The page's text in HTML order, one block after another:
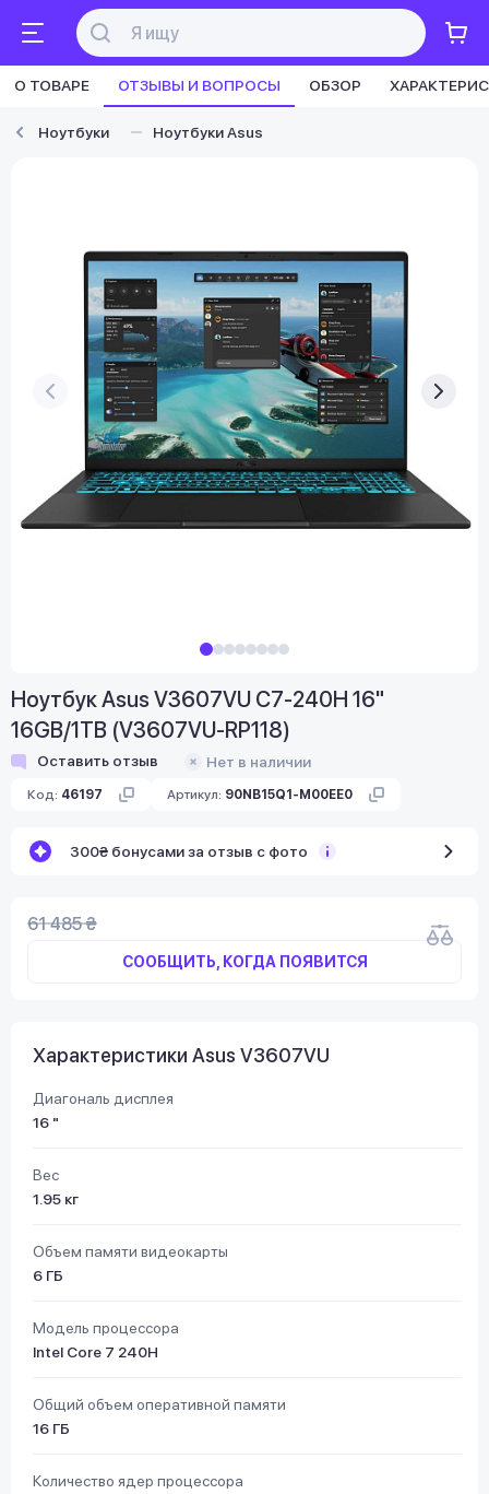
О ТОВАРЕ ОТЗЫВЫ И ВОПРОСЫ ОБЗОР
Ноутбуки Ноутбуки Asus
Ноутбук Asus V3607VU C7-240H 16"
16GB/1TB (V3607VU-RP118)
Оставить отзыв Нет в наличии
Код: 46197 Артикул: 90NB15Q1-M00EE0
300₴ бонусами за отзыв с фото
61 485 ₴
СООБЩИТЬ, КОГДА ПОЯВИТСЯ
Характеристики Asus V3607VU
Диагональ дисплея
16 "
Вес
1.95 кг
Объем памяти видеокарты
6 ГБ
Модель процессора
Intel Core 7 240H
Общий объем оперативной памяти
16 ГБ
Количество ядер процессора